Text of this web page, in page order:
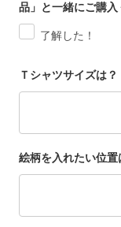
品」と一緒にご購入
了解した！
Ｔシャツサイズは？
絵柄を入れたい位置